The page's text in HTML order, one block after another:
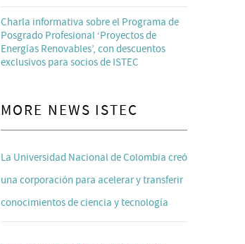
Charla informativa sobre el Programa de
Posgrado Profesional ‘Proyectos de
Energías Renovables’, con descuentos
exclusivos para socios de ISTEC
MORE NEWS ISTEC
La Universidad Nacional de Colombia creó
una corporación para acelerar y transferir
conocimientos de ciencia y tecnología